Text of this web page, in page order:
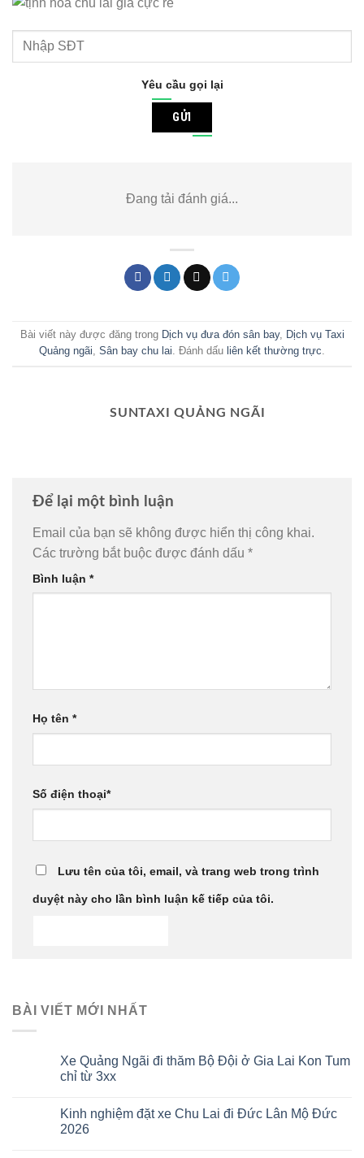
Yêu cầu gọi lại
GỬI
Đang tải đánh giá...
Bài viết này được đăng trong Dịch vụ đưa đón sân bay, Dịch vụ Taxi
Quảng ngãi, Sân bay chu lai. Đánh dấu liên kết thường trực.
SUNTAXI QUẢNG NGÃI
Để lại một bình luận
Email của bạn sẽ không được hiển thị công khai.
Các trường bắt buộc được đánh dấu *
Bình luận *
Họ tên *
Số điện thoại*
Lưu tên của tôi, email, và trang web trong trình
duyệt này cho lần bình luận kế tiếp của tôi.
BÀI VIẾT MỚI NHẤT
Xe Quảng Ngãi đi thăm Bộ Đội ở Gia Lai Kon Tum
chỉ từ 3xx
Kinh nghiệm đặt xe Chu Lai đi Đức Lân Mộ Đức
2026